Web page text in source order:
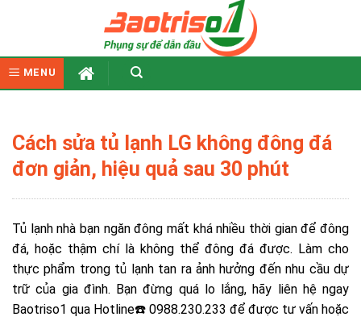
MENU
Cách sửa tủ lạnh LG không đông đá
đơn giản, hiệu quả sau 30 phút
Tủ lạnh nhà bạn ngăn đông mất khá nhiều thời gian để đông
đá, hoặc thậm chí là không thể đông đá được. Làm cho
thực phẩm trong tủ lạnh tan ra ảnh hưởng đến nhu cầu dự
trữ của gia đình. Bạn đừng quá lo lắng,hãy liên hệ ngay
Baotriso1 qua Hotline☎️ 0988.230.233 để được tư vấn hoặc